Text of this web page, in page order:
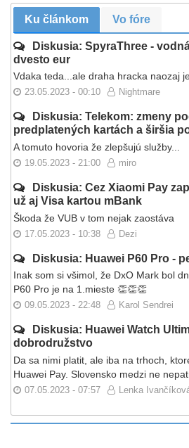
Ku článkom Vo fóre
Diskusia: SpyraThree -
dvesto eur
Vdaka teda...ale draha hracka naozaj
23.05.2023 - 00:10 Nightmare
Diskusia: Telekom: zmeny
predplatených kartách a širšia
A tomuto hovoria že zlepšujú služby...
19.05.2023 - 21:00 miro
Diskusia: Cez Xiaomi Pay
už aj Visa kartou mBank
Škoda že VUB v tom nejak zaostáva
17.05.2023 - 10:38 Dezi
Diskusia: Huawei P60 Pro -
Inak som si všimol, že DxO Mark bol
P60 Pro je na 1.mieste 👏👏👏
09.05.2023 - 22:48 Karol Sendrei
Diskusia: Huawei Watch
dobrodružstvo
Da sa nimi platit, ale iba na trhoch,
Huawei Pay. Slovensko medzi ne
07.05.2023 - 07:57 Lenka